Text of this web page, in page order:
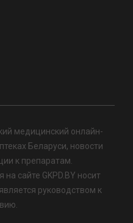
медицинский онлайн-
Беларуси, новости
к препаратам.
сайте GKPD.BY носит
руководством к